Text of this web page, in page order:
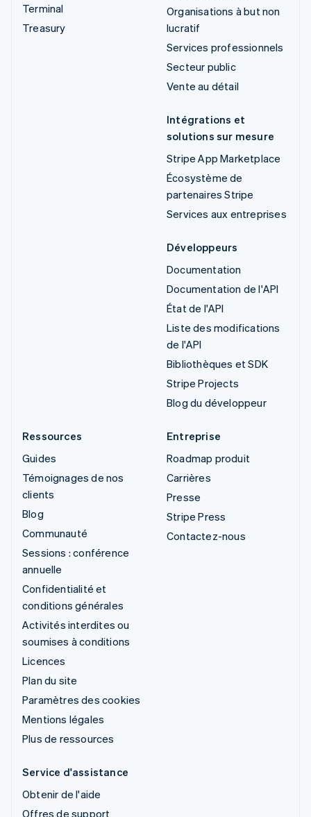
Terminal
Treasury
Organisations à but non
lucratif
Services professionnels
Secteur public
Vente au détail
Intégrations et
solutions sur mesure
Stripe App Marketplace
Écosystème de
partenaires Stripe
Services aux entreprises
Développeurs
Documentation
Documentation de l'API
État de l'API
Liste des modifications
de l'API
Bibliothèques et SDK
Stripe Projects
Blog du développeur
Ressources
Guides
Témoignages de nos
clients
Blog
Communauté
Sessions : conférence
annuelle
Confidentialité et
conditions générales
Activités interdites ou
soumises à conditions
Licences
Plan du site
Paramètres des cookies
Mentions légales
Plus de ressources
Entreprise
Roadmap produit
Carrières
Presse
Stripe Press
Contactez-nous
Service d'assistance
Obtenir de l'aide
Offres de support